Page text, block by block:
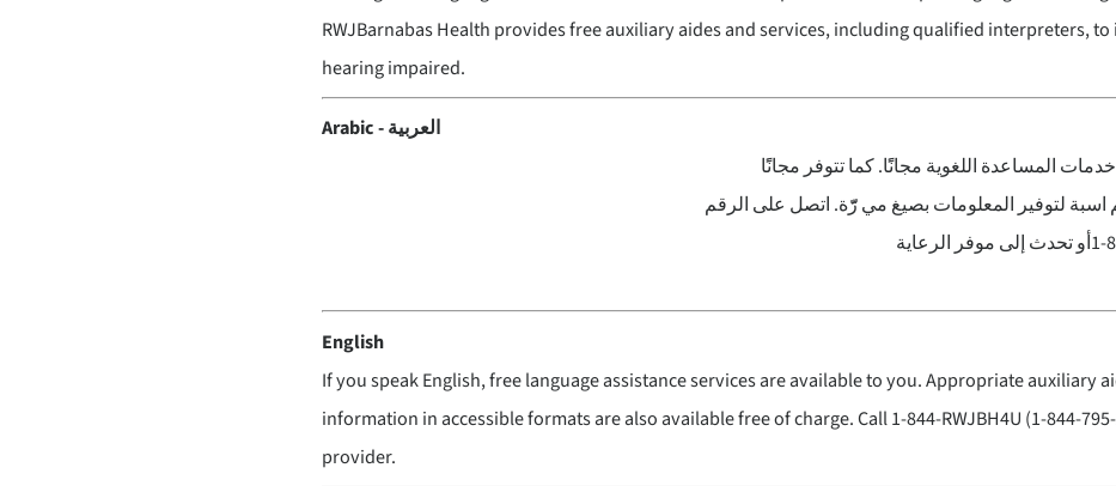
RWJBarnabas Health provides free auxiliary aides and services, including qualified interpreters,
hearing impaired.
العربية - Arabic
المساعدة اللغوية مجانًًا. كما تتوفر مجانًًا
اسبة لتوفير المعلومات بصيغ مي رّّة. اتصل على الرقم
1-أو تحدث إلى موفر الرعاية
English
If you speak English, free language assistance services are available to you. Appropriate auxiliary
information in accessible formats are also available free of charge. Call 1-844-RWJBH4U (1-844-
provider.